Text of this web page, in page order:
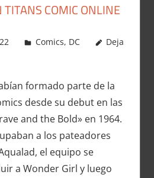
TITANS COMIC ONLINE
Carlitox Banana
Comics, DC
Deja
formado parte de la
desde su debut en las
and the Bold» en 1964.
a los pateadores
el equipo se
a Wonder Girl y luego